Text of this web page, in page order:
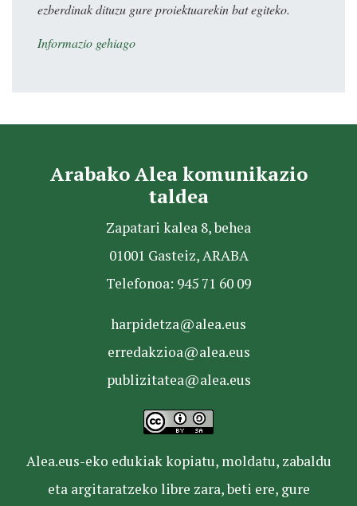
ezberdinak dituzu gure proiektuarekin bat egiteko.
Informazio gehiago
Arabako Alea komunikazio
taldea
Zapatari kalea 8, behea
01001 Gasteiz, ARABA
Telefonoa: 945 71 60 09
harpidetza@alea.eus
erredakzioa@alea.eus
publizitatea@alea.eus
Alea.eus-eko edukiak kopiatu, moldatu, zabaldu
eta argitaratzeko libre zara, beti ere, gure